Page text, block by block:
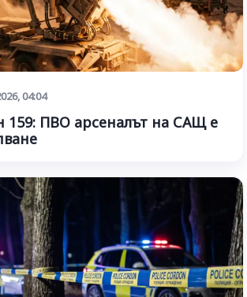
04:04
159: ПВО арсеналът на САЩ е